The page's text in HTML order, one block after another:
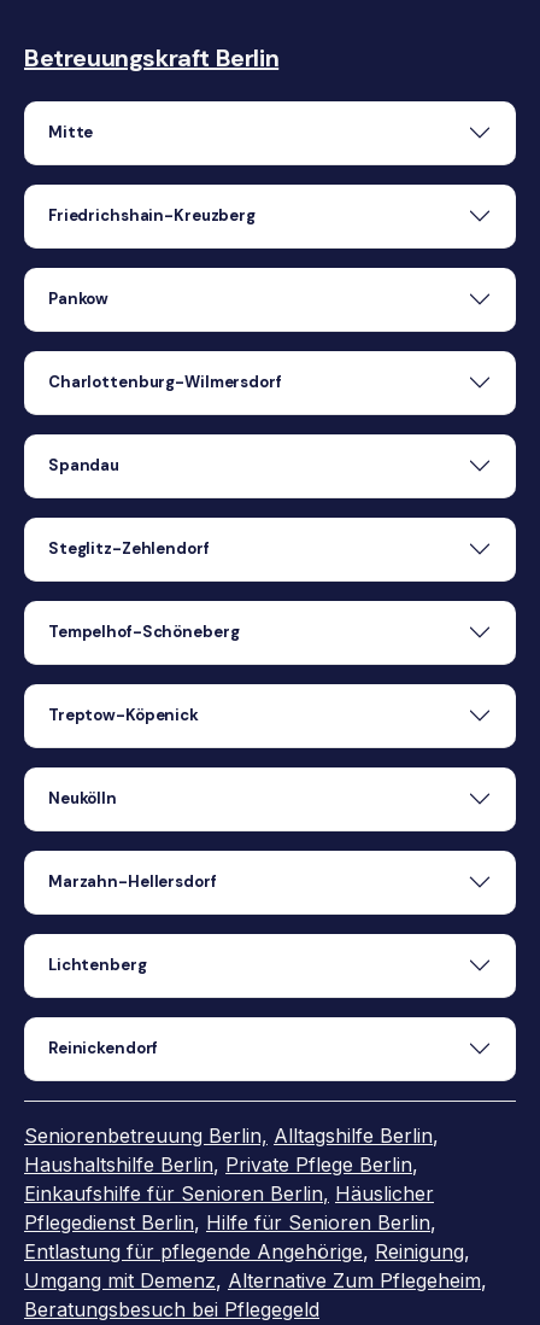
Betreuungskraft Berlin
Mitte
Friedrichshain-Kreuzberg
Pankow
Charlottenburg-Wilmersdorf
Spandau
Steglitz-Zehlendorf
Tempelhof-Schöneberg
Treptow-Köpenick
Neukölln
Marzahn-Hellersdorf
Lichtenberg
Reinickendorf
Seniorenbetreuung Berlin, Alltagshilfe Berlin,
Haushaltshilfe Berlin, Private Pflege Berlin,
Einkaufshilfe für Senioren Berlin, Häuslicher
Pflegedienst Berlin, Hilfe für Senioren Berlin,
Entlastung für pflegende Angehörige, Reinigung,
Umgang mit Demenz, Alternative Zum Pflegeheim,
Beratungsbesuch bei Pflegegeld